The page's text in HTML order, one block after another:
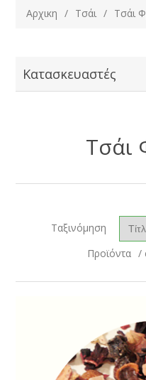
Αρχικη / Τσάι / Τσάι
Κατασκευαστές
Τσάι
Ταξινόμηση
Προϊόντα /